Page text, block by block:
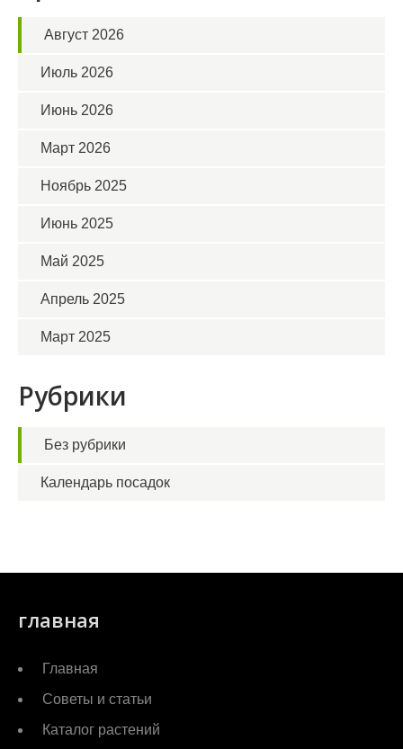
Август 2026
Июль 2026
Июнь 2026
Март 2026
Ноябрь 2025
Июнь 2025
Май 2025
Апрель 2025
Март 2025
Рубрики
Без рубрики
Календарь посадок
главная
Главная
Советы и статьи
Каталог растений